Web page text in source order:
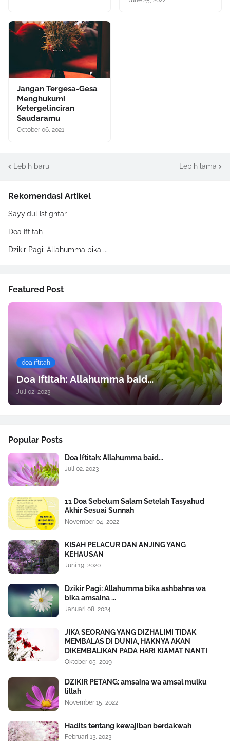
Jangan Tergesa-Gesa
Menghukumi
Ketergelinciran
Saudaramu
October 06, 2021
Lebih baru Lebih lama
Rekomendasi Artikel
Sayyidul Istighfar
Doa Iftitah
Dzikir Pagi: Allahumma bika ...
Featured Post
doa iftitah
Doa Iftitah: Allahumma baid...
Juli 02, 2023
Popular Posts
Doa Iftitah: Allahumma baid...
Juli 02, 2023
11 Doa Sebelum Salam Setelah Tasyahud
Akhir Sesuai Sunnah
November 04, 2022
KISAH PELACUR DAN ANJING YANG
KEHAUSAN
Juni 19, 2020
Dzikir Pagi: Allahumma bika ashbahna wa
bika amsaina ...
Januari 08, 2024
JIKA SEORANG YANG DIZHALIMI TIDAK
MEMBALAS DI DUNIA, HAKNYA AKAN
DIKEMBALIKAN PADA HARI KIAMAT NANTI
Oktober 05, 2019
DZIKIR PETANG: amsaina wa amsal mulku
lillah
November 15, 2022
Hadits tentang kewajiban berdakwah
Februari 13, 2023